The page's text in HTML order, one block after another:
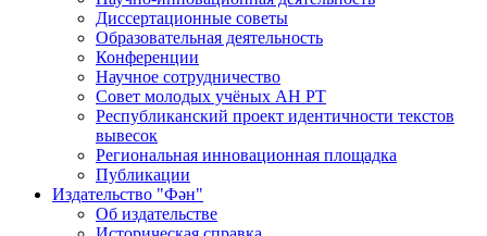
Диссертационные советы
Образовательная деятельность
Конференции
Научное сотрудничество
Совет молодых учёных АН РТ
Республиканский проект идентичности текстов
вывесок
Региональная инновационная площадка
Публикации
Издательство "Фән"
Об издательстве